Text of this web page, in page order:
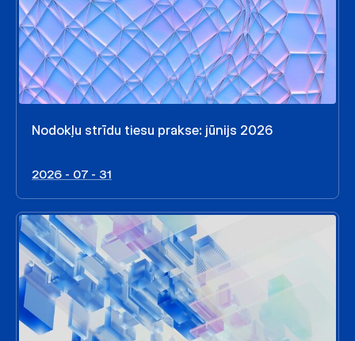
Nodokļu strīdu tiesu prakse: jūnijs 2026
2026 - 07 - 31